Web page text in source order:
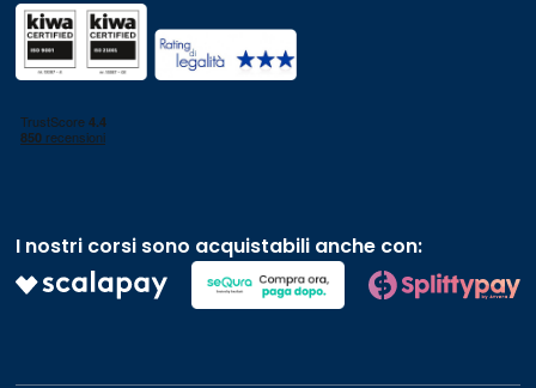
I nostri corsi sono acquistabili anche con: